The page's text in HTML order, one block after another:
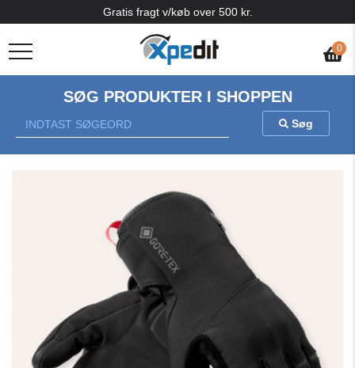
0
Gratis fragt v/køb over 500 kr.
SØG PRODUKTER I SHOPPEN
Søg